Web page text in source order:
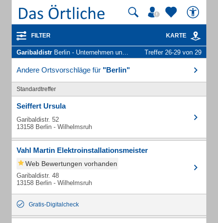
FILTER KARTE
Garibaldistr Berlin - Unternehmen und Personen Treffer 26-29 von 29
Andere Ortsvorschläge für "Berlin"
Standardtreffer
Seiffert Ursula
Garibaldistr. 52
13158 Berlin - Wilhelmsruh
Vahl Martin Elektroinstallationsmeister
Web Bewertungen vorhanden
Garibaldistr. 48
13158 Berlin - Wilhelmsruh
Gratis-Digitalcheck